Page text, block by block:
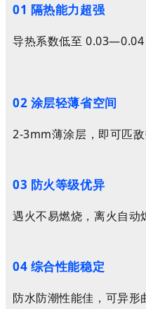
01 隔热能力超强
导热系数低至
02 涂层轻薄省空间
2-3mm薄涂层，即可匹敌
03 防火等级优异
遇火不易燃烧，离火自动
04 综合性能稳定
防水防潮性能佳，可异